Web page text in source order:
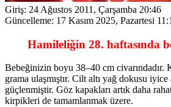
Giriş: 24 Ağustos 2011, Çarşamba 20:46
Güncelleme: 17 Kasım 2025, Pazartesi
Hamileliğin 28. haftasında
Bebeğinizin boyu 38–40 cm civarındadır.
grama ulaşmıştır. Cilt altı yağ dokusu iyice
güçlenmiştir. Göz kapakları artık daha
kirpikleri de tamamlanmak üzere.